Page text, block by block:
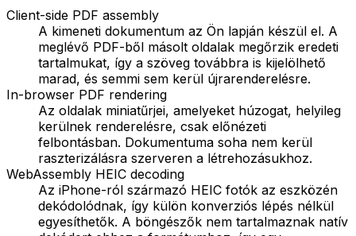
Client-side PDF assembly
A kimeneti dokumentum az Ön lapján készül el. A
meglévő PDF-ből másolt oldalak megőrzik eredeti
tartalmukat, így a szöveg továbbra is kijelölhető
marad, és semmi sem kerül újrarenderelésre.
In-browser PDF rendering
Az oldalak miniatűrjei, amelyeket húzogat, helyileg
kerülnek renderelésre, csak előnézeti
felbontásban. Dokumentuma soha nem kerül
raszterizálásra szerveren a létrehozásukhoz.
WebAssembly HEIC decoding
Az iPhone-ról származó HEIC fotók az eszközén
dekódolódnak, így külön konverziós lépés nélkül
egyesíthetők. A böngészők nem tartalmaznak natív